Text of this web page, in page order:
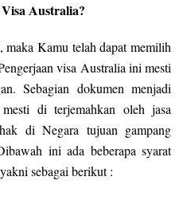
Australia?
Kamu telah dapat memilih
visa Australia ini mesti
Sebagian dokumen menjadi
di terjemahkan oleh jasa
di Negara tujuan gampang
ini ada beberapa syarat
sebagai berikut :